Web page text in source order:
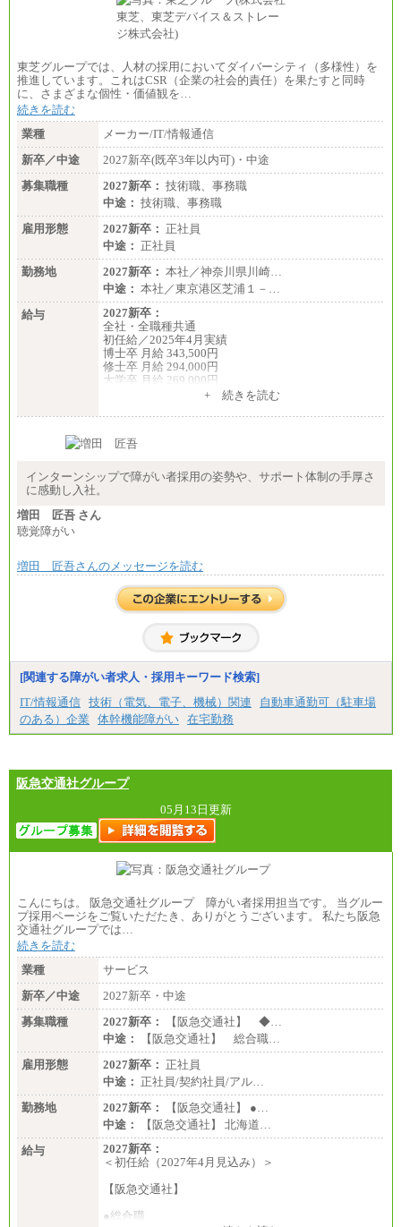
東芝グループでは、人材の採用においてダイバーシティ（多様性）を
推進しています。これはCSR（企業の社会的責任）を果たすと同時
に、さまざまな個性・価値観を…
続きを読む
業種
メーカー/IT/情報通信
新卒／中途
2027新卒(既卒3年以内可)・中途
募集職種
2027新卒： 技術職、事務職
中途： 技術職、事務職
雇用形態
2027新卒： 正社員
中途： 正社員
勤務地
2027新卒： 本社／神奈川県川崎…
中途： 本社／東京港区芝浦１－…
給与
2027新卒：
全社・全職種共通
初任給／2025年4月実績
博士卒 月給 343,500円
修士卒 月給 294,000円
大学卒 月給 269,000円
※試用期間の給与に変更はございません
中途：
す。
+ 続きを読む
インターンシップで障がい者採用の姿勢や、サポート体制の手厚さ
に感動し入社。
増田 匠吾 さん
聴覚障がい
増田 匠吾さんのメッセージを読む
[関連する障がい者求人・採用キーワード検索]
IT/情報通信 技術（電気、電子、機械）関連
自動車通勤可（駐車場
のある）企業
体幹機能障がい 在宅勤務
阪急交通社グループ
05月13日更新
こんにちは。 阪急交通社グループ 障がい者採用担当です。 当グルー
プ採用ページをご覧いただたき、ありがとうございます。 私たち阪急
交通社グループでは…
続きを読む
業種
サービス
新卒／中途
2027新卒・中途
募集職種
2027新卒：
【阪急交通社】 ◆…
中途：
【阪急交通社】 総合職…
雇用形態
2027新卒： 正社員
中途： 正社員/契約社員/アル…
勤務地
2027新卒：
【阪急交通社】 ●…
中途：
【阪急交通社】 北海道…
給与
2027新卒：
＜初任給（2027年4月見込み）＞
【阪急交通社】
●総合職